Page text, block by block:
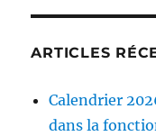
ARTICLES
Calendrier
dans la